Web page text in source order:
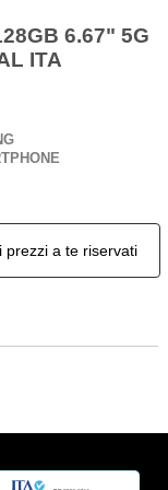
6.67" 5G
ITA
prezzi a te riservati